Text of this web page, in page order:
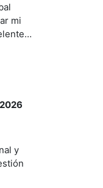
mi
el
todas
ha
los
el
y
y